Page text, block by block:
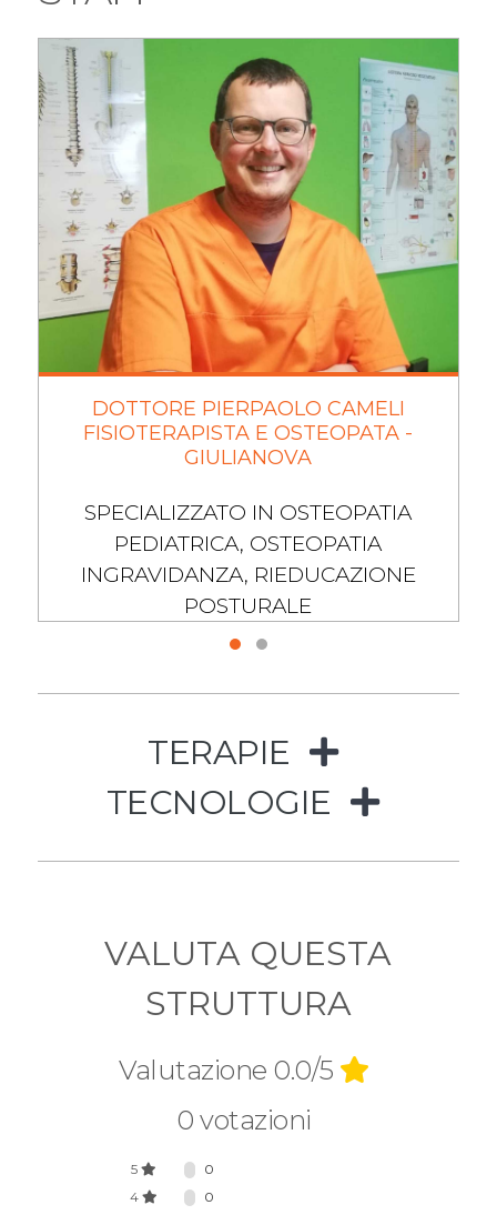
DOTTORE PIERPAOLO CAMELI
FISIOTERAPISTA E OSTEOPATA -
GIULIANOVA
SPECIALIZZATO IN OSTEOPATIA
PEDIATRICA, OSTEOPATIA
INGRAVIDANZA, RIEDUCAZIONE
POSTURALE
TERAPIE
TECNOLOGIE
VALUTA QUESTA
STRUTTURA
Valutazione 0.0/5
0 votazioni
5
0
4
0